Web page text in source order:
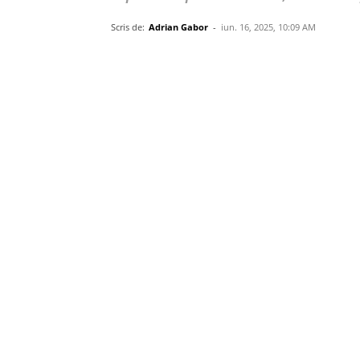
Scris de: Adrian Gabor - iun. 16, 2025, 10:09 AM